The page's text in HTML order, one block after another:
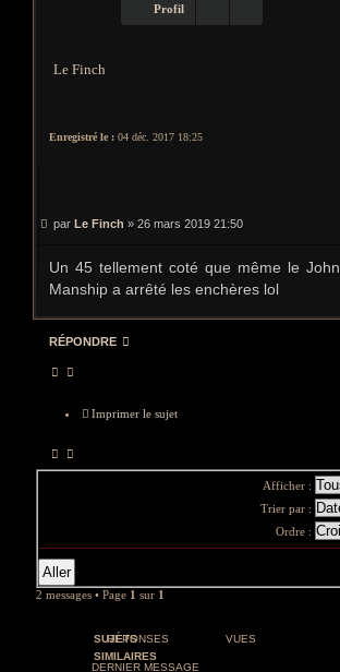
Le Finch
Profil
Enregistré le : 04 déc. 2017 18:25
Message
par Le Finch » 26 mars 2019 21:50
Un 45 tellement coté que même le John
Manship a arrêté les enchères lol
RÉPONDRE
Imprimer le sujet
Afficher :
Trier par :
Ordre :
2 messages • Page 1 sur 1
SUJETS
SIMILAIRES
RÉPONSES VUES
DERNIER MESSAGE